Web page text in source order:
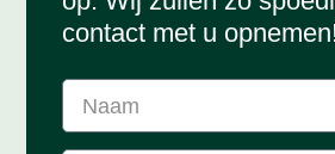
contact met u